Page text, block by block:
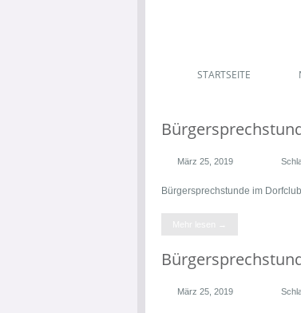
STARTSEITE
März 25, 2019
Bürgersprechstunde im
Mehr lesen →
März 25, 2019